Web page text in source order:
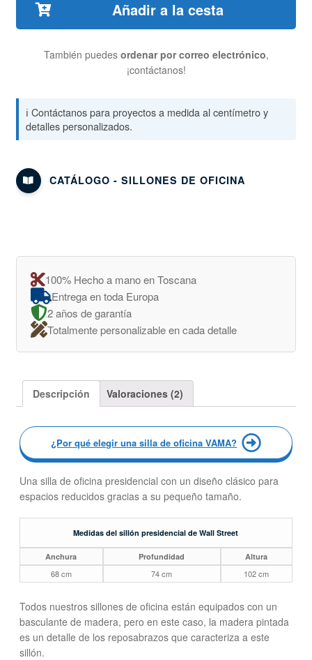
Añadir a la cesta
También puedes ordenar por correo electrónico,
¡contáctanos!
ℹ️ Contáctanos para proyectos a medida al centímetro y
detalles personalizados.
CATÁLOGO - SILLONES DE OFICINA
100% Hecho a mano en Toscana
Entrega en toda Europa
2 años de garantía
Totalmente personalizable en cada detalle
Descripción Valoraciones (2)
¿Por qué elegir una silla de oficina VAMA?
Una silla de oficina presidencial con un diseño clásico para
espacios reducidos gracias a su pequeño tamaño.
Medidas del sillón presidencial de Wall Street
Anchura Profundidad Altura
68 cm 74 cm 102 cm
Todos nuestros sillones de oficina están equipados con un
basculante de madera, pero en este caso, la madera pintada
es un detalle de los reposabrazos que caracteriza a este
sillón.